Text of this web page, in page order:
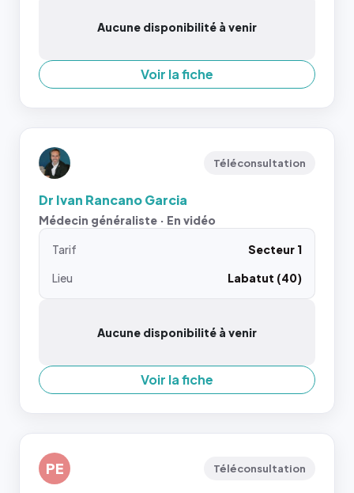
Aucune disponibilité à venir
Voir la fiche
Téléconsultation
Dr Ivan Rancano Garcia
Médecin généraliste · En vidéo
Tarif
Secteur 1
Lieu
Labatut (40)
Aucune disponibilité à venir
Voir la fiche
PE Téléconsultation